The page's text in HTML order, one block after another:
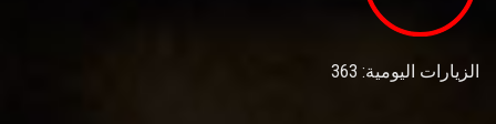
الزيارات اليومية: 363